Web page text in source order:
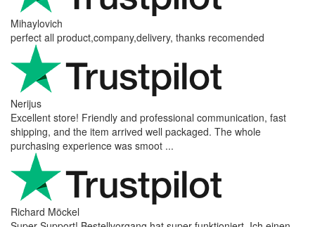
Mihaylovich
perfect all product,company,delivery, thanks recomended
Nerijus
Excellent store! Friendly and professional communication, fast
shipping, and the item arrived well packaged. The whole
purchasing experience was smoot ...
Richard Möckel